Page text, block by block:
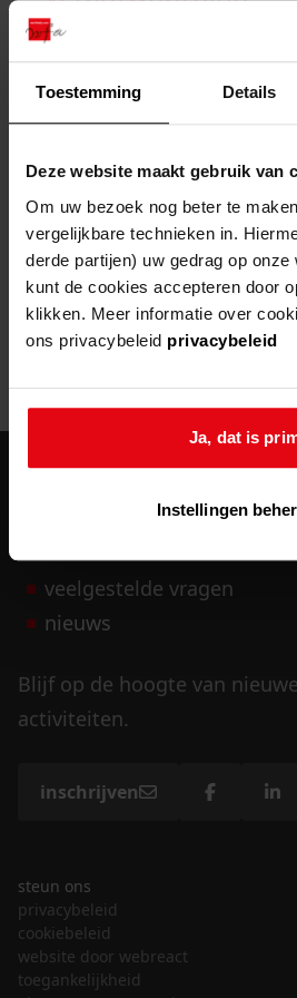
Toestemming Details
Deze website maakt gebruik van
Om uw bezoek nog beter te
vergelijkbare technieken in.
derde partijen) uw gedrag op
kunt de cookies accepteren door
klikken. Meer informatie over
ons privacybeleid privacybeleid
Ja, dat is
Instellingen
bouwvergunningen
omgevingsvergunningen
vergunningen
uitleg nodig?
Wij helpen u op weg met een
bekijk alle zoektips
Wij helpen u op weg met een
bekijk alle zoektips
bekijk ons
advisering en toezicht
beleidsplan
gemeenschappelijke regeling
publiek jaarverslag
steun het archief
U kunt ook Vriend worden
Archief steunen.
meer weten
zoektips
Door een fout tijdens het verwerken van
404- Not Found
Mogelijk kunt u deze pagina niet
een verouderde bladwijzer/favoriet
veelgestelde vragen
nieuws
Blijf op de hoogte van
activiteiten.
inschrijven
steun ons
privacybeleid
cookiebeleid
website door webreact
toegankelijkheid